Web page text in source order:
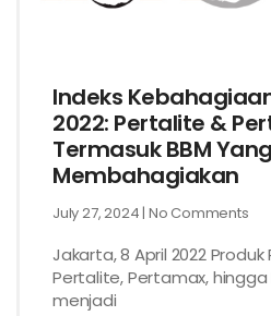
Indeks
2022: Pertalite &
Termasuk BBM
Membahagiakan
July 27, 2024 No Comments
Jakarta, 8 April 2022
Pertalite, Pertamax,
menjadi